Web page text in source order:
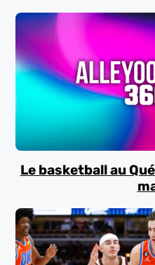
Le basketball au